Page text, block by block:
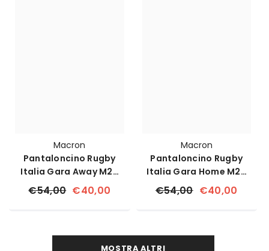
Macron
Pantaloncino Rugby
Italia Gara Away M26
Ufficiale Macron
€54,00 €40,00
Macron
Pantaloncino Rugby
Italia Gara Home M26
Ufficiale Macron
€54,00 €40,00
MOSTRA ALTRI